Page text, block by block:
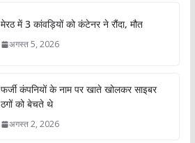
मेरठ में 3 कांवड़ियों को कंटेनर ने रौंदा, मौत
अगस्त 5, 2026
फर्जी कंपनियों के नाम पर खाते खोलकर साइबर
ठगों को बेचते थे
अगस्त 2, 2026